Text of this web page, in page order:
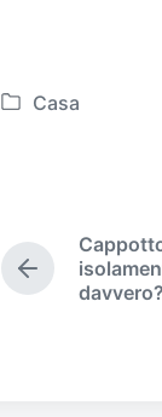
P
d
Casa
P
r
davvero?